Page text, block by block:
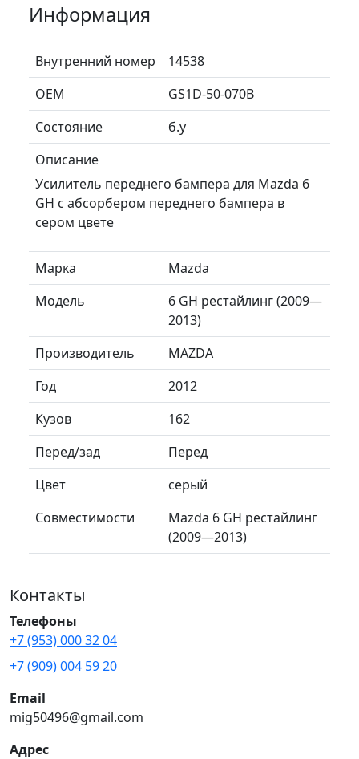
Информация
Внутренний номер
14538
ОЕМ
GS1D-50-070B
Состояние
б.у
Описание
Усилитель переднего бампера для Mazda 6
GH с абсорбером переднего бампера в
сером цвете
Марка
Mazda
Модель
6 GH рестайлинг (2009—
2013)
Производитель
MAZDA
Год
2012
Кузов
162
Перед/зад
Перед
Цвет
серый
Совместимости
Mazda 6 GH рестайлинг
(2009—2013)
Контакты
Телефоны
+7 (953) 000 32 04
+7 (909) 004 59 20
Email
mig50496@gmail.com
Адрес